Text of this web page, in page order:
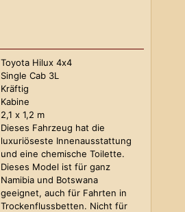
Toyota Hilux 4x4
Single Cab 3L
Kräftig
Kabine
2,1 x 1,2 m
Dieses Fahrzeug hat die
luxuriöseste Innenausstattung
und eine chemische Toilette.
Dieses Model ist für ganz
Namibia und Botswana
geeignet, auch für Fahrten in
Trockenflussbetten. Nicht für